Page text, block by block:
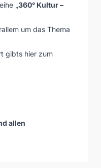
„360° Kultur –
um das Thema
gibts hier zum
allen